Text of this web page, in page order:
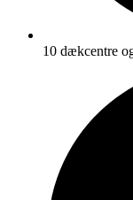
10 dækcentre